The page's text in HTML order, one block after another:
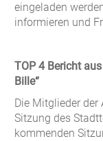
eingeladen
informieren und
TOP 4 Bericht
Bille“
Die Mitglieder
Sitzung des
kommenden